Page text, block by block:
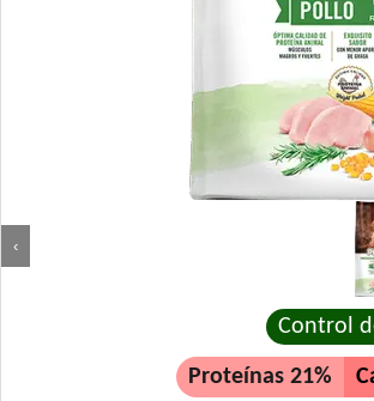
‹
Control
Proteínas 21%